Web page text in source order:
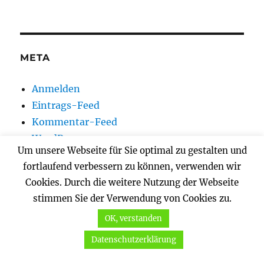
META
Anmelden
Eintrags-Feed
Kommentar-Feed
WordPress.org
Startseite
Um unsere Webseite für Sie optimal zu gestalten und
fortlaufend verbessern zu können, verwenden wir
Cookies. Durch die weitere Nutzung der Webseite
stimmen Sie der Verwendung von Cookies zu.
OK, verstanden
Datenschutzerklärung